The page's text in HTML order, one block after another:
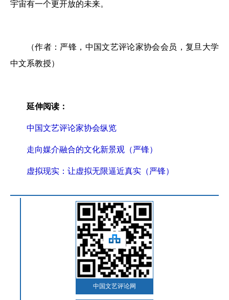
宇宙有一个更开放的未来。
（作者：严锋，中国文艺评论家协会会员，复旦大学
中文系教授）
延伸阅读：
中国文艺评论家协会纵览
走向媒介融合的文化新景观（严锋）
虚拟现实：让虚拟无限逼近真实（严锋）
中国文艺评论网